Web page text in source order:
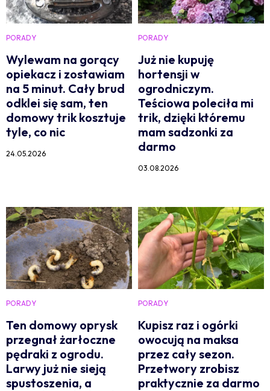
PORADY
Wylewam na gorący
opiekacz i zostawiam
na 5 minut. Cały brud
odklei się sam, ten
domowy trik kosztuje
tyle, co nic
24.05.2026
PORADY
Już nie kupuję
hortensji w
ogrodniczym.
Teściowa poleciła mi
trik, dzięki któremu
mam sadzonki za
darmo
03.08.2026
PORADY
Ten domowy oprysk
przegnał żarłoczne
pędraki z ogrodu.
Larwy już nie sieją
spustoszenia, a
PORADY
Kupisz raz i ogórki
owocują na maksa
przez cały sezon.
Przetwory zrobisz
praktycznie za darmo